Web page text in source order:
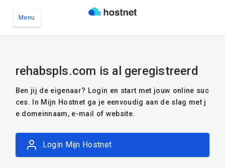
Menu
rehabspls.com is al geregistreerd
Ben jij de eigenaar? Login en start met jouw online suc
ces. In Mijn Hostnet ga je eenvoudig aan de slag met j
e domeinnaam, e-mail of website.
Login Mijn Hostnet